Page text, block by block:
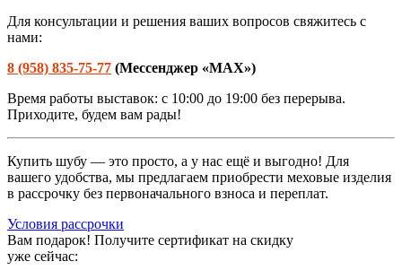
Для консультации и решения ваших вопросов свяжитесь с
нами:
8 (958) 835-75-77 (Мессенджер «MAX»)
Время работы выставок: с 10:00 до 19:00 без перерыва.
Приходите, будем вам рады!
Купить шубу — это просто, а у нас ещё и выгодно! Для
вашего удобства, мы предлагаем приобрести меховые изделия
в рассрочку без первоначального взноса и переплат.
Условия рассрочки
Вам подарок! Получите сертификат на скидку
уже сейчас: